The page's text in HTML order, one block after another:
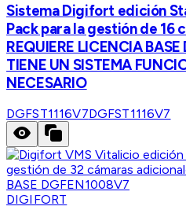
Sistema Digifort edición
Pack para la gestión de 16
REQUIERE LICENCIA
TIENE UN SISTEMA
NECESARIO
DGFST1116V7DGFST1116V7
DIGIFORT